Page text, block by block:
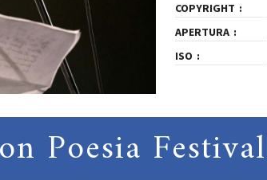
COPYRIGHT
APERTURA
ISO
Poesia Festival